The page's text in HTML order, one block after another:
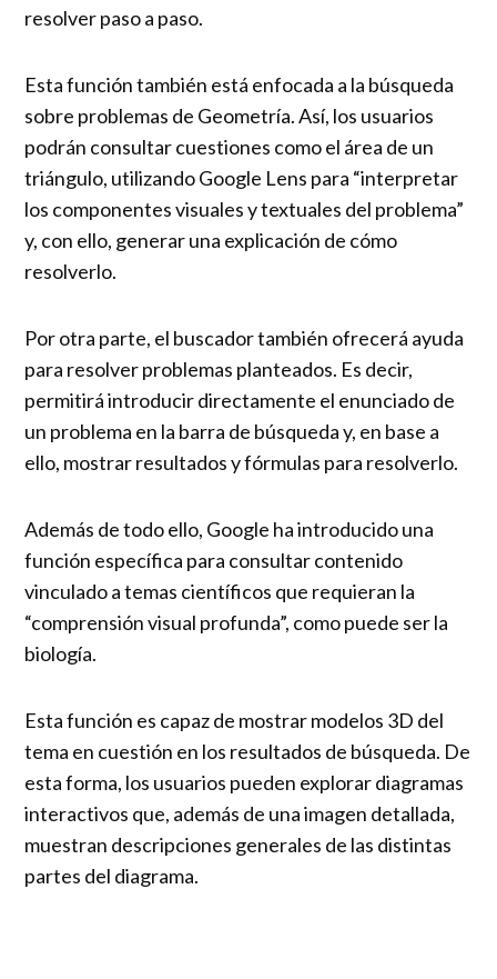
resolver paso a paso.
Esta función también está enfocada a la búsqueda
sobre problemas de Geometría. Así, los usuarios
podrán consultar cuestiones como el área de un
triángulo, utilizando Google Lens para “interpretar
los componentes visuales y textuales del problema”
y, con ello, generar una explicación de cómo
resolverlo.
Por otra parte, el buscador también ofrecerá ayuda
para resolver problemas planteados. Es decir,
permitirá introducir directamente el enunciado de
un problema en la barra de búsqueda y, en base a
ello, mostrar resultados y fórmulas para resolverlo.
Además de todo ello, Google ha introducido una
función específica para consultar contenido
vinculado a temas científicos que requieran la
“comprensión visual profunda”, como puede ser la
biología.
Esta función es capaz de mostrar modelos 3D del
tema en cuestión en los resultados de búsqueda. De
esta forma, los usuarios pueden explorar diagramas
interactivos que, además de una imagen detallada,
muestran descripciones generales de las distintas
partes del diagrama.